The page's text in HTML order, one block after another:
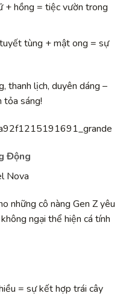
+ hồng = tiệc vườn trong
tùng + mật ong = sự
thanh lịch, duyên dáng –
tỏa sáng!
Động
Nova
những cô nàng Gen Z yêu
ngại thể hiện cá tính
= sự kết hợp trái cây